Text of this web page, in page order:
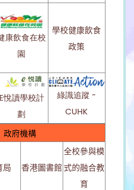
康飲食在校
園
學校健康飲食
政策
E悅讀學校計
劃
綠識追蹤 -
CUHK
政府機構
局 香港圖書館
全校參與模
式的融合教
育